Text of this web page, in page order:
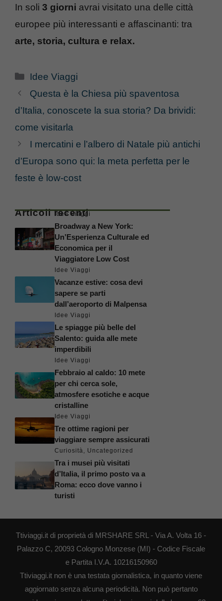
In soli 3 giorni avrai visitato una delle città
europee più interessanti e affascinanti: tra
arte, storia, cultura e relax.
Categorie
Idee Viaggi
Questa è la Chiesa più spaventosa
d’Italia, conoscete la sua storia? Da brividi:
come visitarla
I mercatini e l’albero di Natale più antichi
d’Europa sono qui: la meta perfetta per le
feste è low-cost
Articoli recenti
Idee Viaggi
Broadway a New York:
Un’Esperienza Culturale ed
Economica per il
Viaggiatore Low Cost
Idee Viaggi
Vacanze estive: cosa devi
sapere se parti
dall’aeroporto di Malpensa
Idee Viaggi
Le spiagge più belle del
Salento: guida alle mete
imperdibili
Idee Viaggi
Febbraio al caldo: 10 mete
per chi cerca sole,
atmosfere esotiche e acque
cristalline
Idee Viaggi
Tre ottime ragioni per
viaggiare sempre assicurati
Curiosità Uncategorized
Tra i musei più visitati
d’Italia, il primo posto va a
Roma: ecco dove vanno i
turisti
Ttiviaggi.it di proprietà di MRSHARE SRL - Via A. Volta 16 -
Palazzo C, 20093 Cologno Monzese (MI) - Codice Fiscale
e Partita I.V.A. 10216150960
Ttiviaggi.it non è una testata giornalistica, in quanto viene
aggiornato senza alcuna periodicità. Non può pertanto